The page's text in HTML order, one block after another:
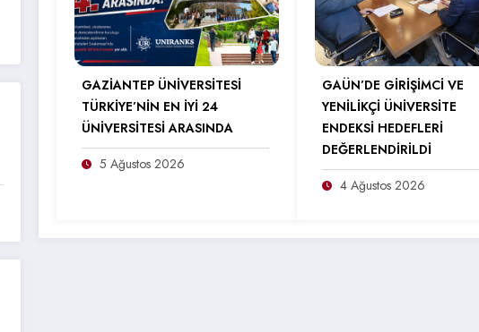
GAZİANTEP ÜNİVERSİTESİ
TÜRKİYE’NİN EN İYİ 24
ÜNİVERSİTESİ ARASINDA
5 Ağustos 2026
GAÜN’DE GİRİŞİMCİ VE
YENİLİKÇİ ÜNİVERSİTE
ENDEKSİ HEDEFLERİ
DEĞERLENDİRİLDİ
4 Ağustos 2026